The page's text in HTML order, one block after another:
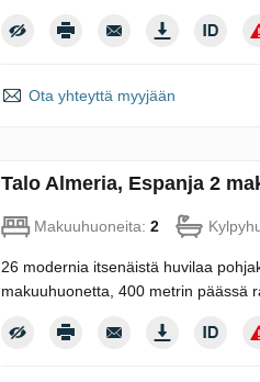
Ota yhteyttä myyjään
Talo Almeria, Espanja 2
Makuuhuoneita: 2
26 modernia itsenäistä huvilaa
makuuhuonetta, 400 metrin päässä